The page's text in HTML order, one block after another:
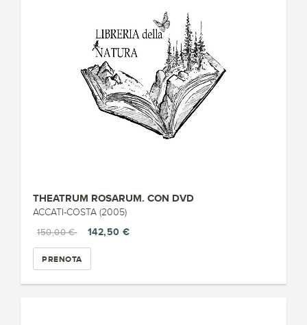
THEATRUM ROSARUM. CON DVD
ACCATI-COSTA (2005)
150,00 €
142,50 €
PRENOTA